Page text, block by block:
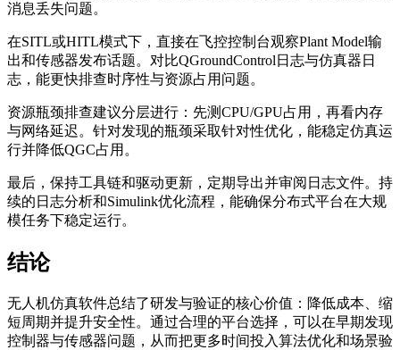
消息丢失问题。
在SITL或HITL模式下，直接在飞控控制台观察Plant Model输
出和传感器发布话题。对比QGroundControl日志与仿真器日
志，能更快排查时序性与资源占用问题。
资源瓶颈排查建议分层进行：先测CPU/GPU占用，再看内存
与网络延迟。针对发现的瓶颈采取针对性优化，能稳定仿真运
行并降低QGC占用。
最后，保持工具链和驱动更新，定期导出并审阅日志文件。持
续的日志分析和Simulink优化流程，能确保分布式平台在大规
模任务下稳定运行。
结论
无人机仿真软件总结了研发与验证的核心价值：降低成本、缩
短周期并提升安全性。通过合理的平台选择，可以在早期发现
控制器与传感器问题，从而把更多时间投入算法优化和场景验